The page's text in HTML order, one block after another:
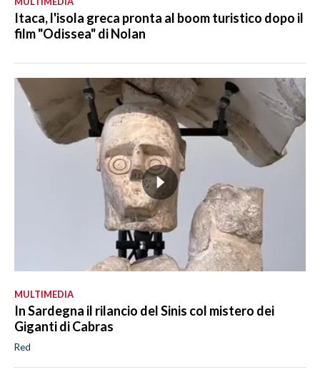
Itaca, l'isola greca pronta al boom turistico dopo il
film "Odissea" di Nolan
MULTIMEDIA
In Sardegna il rilancio del Sinis col mistero dei
Giganti di Cabras
Red